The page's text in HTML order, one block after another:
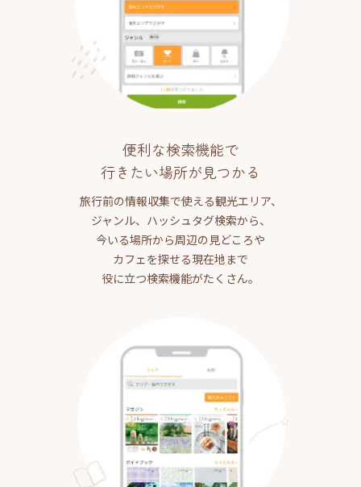
便利な検索機能で
行きたい場所が見つかる
旅行前の情報収集で使える観光エリア、
ジャンル、ハッシュタグ検索から、
今いる場所から周辺の見どころや
カフェを探せる現在地まで
役に立つ検索機能がたくさん。